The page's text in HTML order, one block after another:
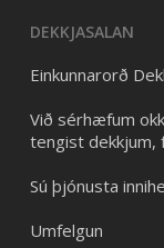
DEKKJASALAN
Einkunnarorð
Við sérhæfum
tengist dekkjum,
Sú þjónusta
Umfelgun